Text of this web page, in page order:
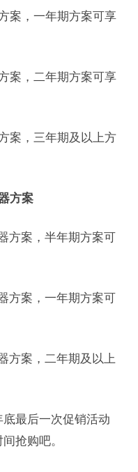
案，一年期方案可享
案，二年期方案可享
案，三年期及以上方
方案
方案，半年期方案可
方案，一年期方案可
方案，二年期及以上
最后一次促销活动
抢购吧。